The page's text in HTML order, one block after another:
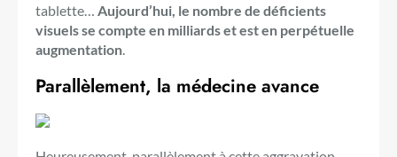
tablette… Aujourd’hui, le nombre de déficients
visuels se compte en milliards et est en perpétuelle
augmentation
Parallèlement, la médecine avance